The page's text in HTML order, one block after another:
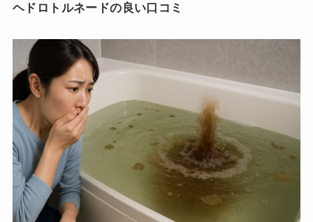
ヘドロトルネードの良い口コミ